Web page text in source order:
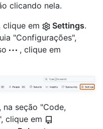
clicando nela.
clique em
Settings.
"Configurações",
, clique em
na seção "Code,
clique em